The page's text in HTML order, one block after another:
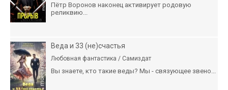
Пётр Воронов наконец активирует родовую
реликвию...
Веда и 33 (не)счастья
Любовная фантастика / Самиздат
Вы знаете, кто такие веды? Мы - связующее звено...